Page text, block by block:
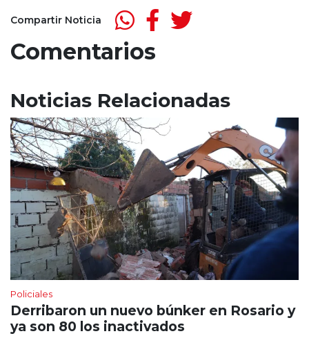
Compartir Noticia
Comentarios
Noticias Relacionadas
Policiales
Derribaron un nuevo búnker en Rosario y
ya son 80 los inactivados